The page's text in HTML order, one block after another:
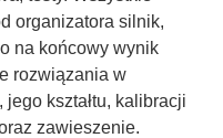
organizatora silnik,
na końcowy wynik
rozwiązania w
kształtu, kalibracji
zawieszenie.